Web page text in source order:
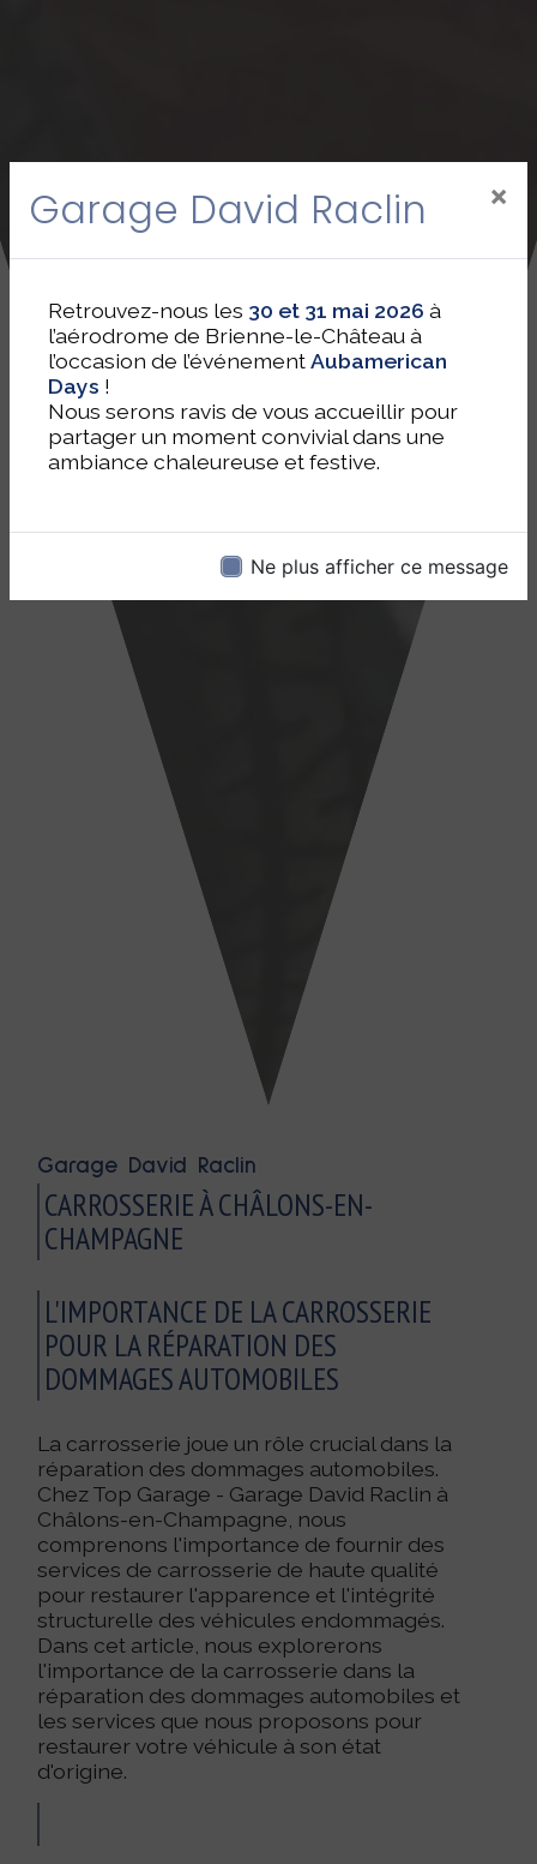
Garage David Raclin ×
Retrouvez-nous les 30 et 31 mai 2026 à
l’aérodrome de Brienne-le-Château à
l’occasion de l’événementAubamerican
Days !
Nous serons ravis de vous accueillir pour
partager un moment convivial dans une
ambiance chaleureuse et festive.
Ne plus afficher ce message
Garage David Raclin
CARROSSERIE À CHÂLONS-EN-
CHAMPAGNE
L'IMPORTANCE DE LA CARROSSERIE
POUR LA RÉPARATION DES
DOMMAGES AUTOMOBILES
La carrosserie joue un rôle crucial dans la
réparation des dommages automobiles.
Chez Top Garage - Garage David Raclin à
Châlons-en-Champagne, nous
comprenons l'importance de fournir des
services de carrosserie de haute qualité
pour restaurer l'apparence et l'intégrité
structurelle des véhicules endommagés.
Dans cet article, nous explorerons
l'importance de la carrosserie dans la
réparation des dommages automobiles et
les services que nous proposons pour
restaurer votre véhicule à son état
d'origine.